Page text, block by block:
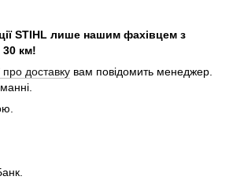
STIHL лише нашим фахівцем з
км!
доставку вам повідомить менеджер.